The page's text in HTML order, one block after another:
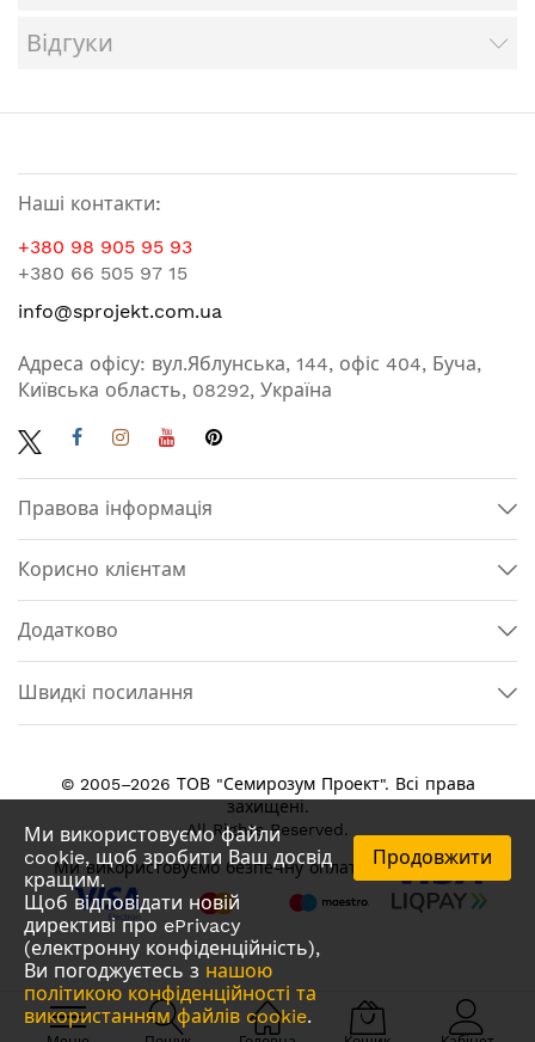
Ми використовуємо файли
cookie, щоб зробити Ваш досвід
кращим.
Щоб відповідати новій
директиві про ePrivacy
(електронну конфіденційність),
Ви погоджуєтесь з нашою
політикою конфіденційності та
використанням файлів cookie.
Продовжити
Відгуки
Наші контакти:
+380 98 905 95 93
+380 66 505 97 15
info@sprojekt.com.ua
Адреса офісу: вул.Яблунська, 144, офіс 404, Буча,
Київська область, 08292, Україна
Правова інформація
Корисно клієнтам
Додатково
Швидкі посилання
© 2005–2026 ТОВ "Семирозум Проект". Всі права
захищені.
All Rights Reserved.
Ми використовуємо безпечну оплату